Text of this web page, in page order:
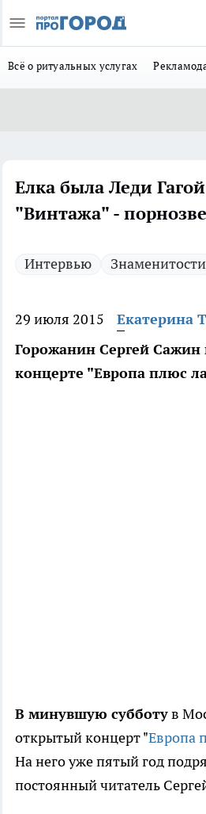
Всё о ритуальных услугах
Елка была Леди
"Винтажа" -
Интервью Знаменитости
29 июля 2015
Екатерина
Горожанин Сергей Сажин
концерте "Европа плюс
В минувшую субботув
открытый концерт "Европа
На него уже пятый год
постоянный читатель